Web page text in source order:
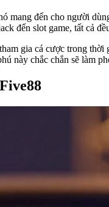
đến cho người
đến slot game, tất cả
gia cá cược trong
này chắc chắn sẽ làm